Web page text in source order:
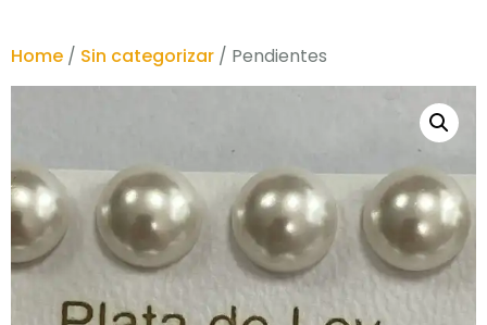
Home / Sin categorizar / Pendientes